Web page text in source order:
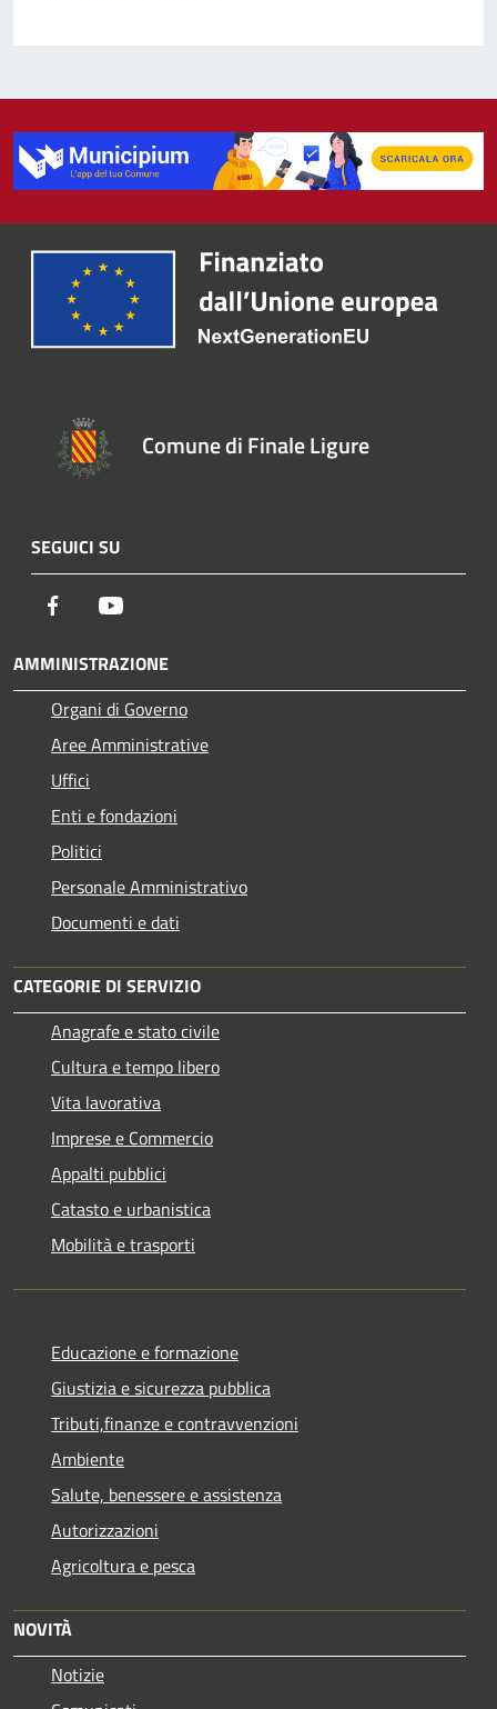
Comune di Finale Ligure
SEGUICI SU
Facebook
AMMINISTRAZIONE
Organi di Governo
Aree Amministrative
Uffici
Enti e fondazioni
Politici
Personale Amministrativo
Documenti e dati
CATEGORIE DI SERVIZIO
Anagrafe e stato civile
Cultura e tempo libero
Vita lavorativa
Imprese e Commercio
Appalti pubblici
Catasto e urbanistica
Mobilità e trasporti
Educazione e formazione
Giustizia e sicurezza pubblica
Tributi,finanze e contravvenzioni
Ambiente
Salute, benessere e assistenza
Autorizzazioni
Agricoltura e pesca
NOVITÀ
Notizie